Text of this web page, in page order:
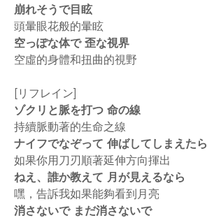
崩れそうで目眩
頭暈眼花般的暈眩
空っぽな体で 歪な視界
空虛的身體和扭曲的視野
[リフレイン]
ゾクリと脈を打つ 命の線
持續脈動著的生命之線
ナイフでなぞって 伸ばしてしまえたら
如果你用刀刃順著延伸方向揮出
ねえ、誰か教えて 月が見えるなら
嘿，告訴我如果能夠看到月亮
消さないで まだ消さないで